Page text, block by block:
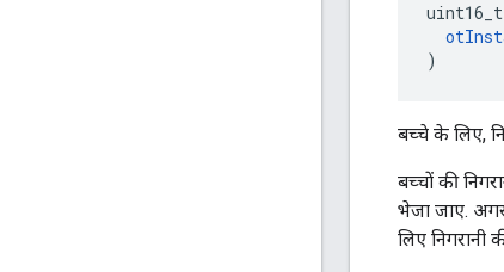
)
बच्चे के लिए,
बच्चों की
भेजा जाए.
लिए निगरानी